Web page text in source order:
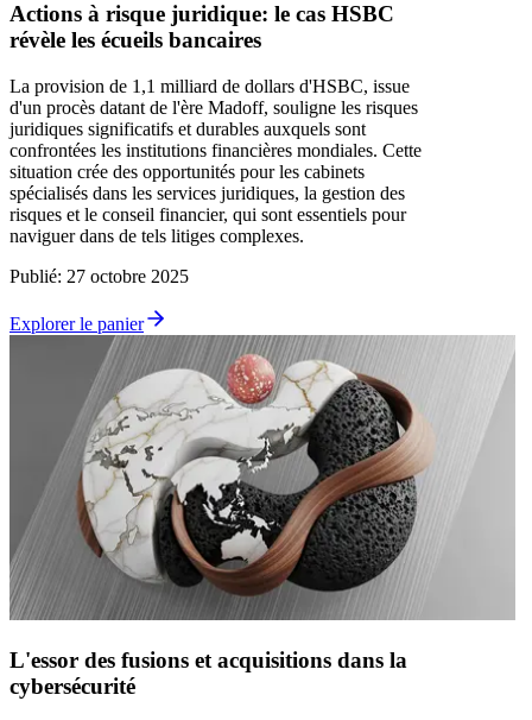
Actions à risque juridique: le cas HSBC
révèle les écueils bancaires
La provision de 1,1 milliard de dollars d'HSBC, issue
d'un procès datant de l'ère Madoff, souligne les risques
juridiques significatifs et durables auxquels sont
confrontées les institutions financières mondiales. Cette
situation crée des opportunités pour les cabinets
spécialisés dans les services juridiques, la gestion des
risques et le conseil financier, qui sont essentiels pour
naviguer dans de tels litiges complexes.
Publié: 27 octobre 2025
Explorer le panier
L'essor des fusions et acquisitions dans la
cybersécurité